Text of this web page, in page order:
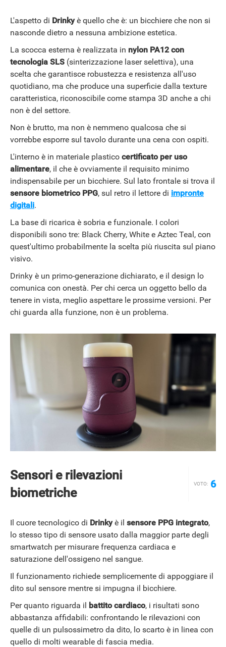
APPLE
L'aspetto di Drinkyè quello che è: un bicchiere che non si
nasconde dietro a nessuna ambizione estetica.
La scocca esterna è realizzata in nylon PA12 con
tecnologia SLS (sinterizzazione laser selettiva), una
scelta che garantisce robustezza e resistenza all'uso
quotidiano, ma che produce una superficie dalla texture
caratteristica, riconoscibile come stampa 3D anche a chi
non è del settore.
Non è brutto, ma non è nemmeno qualcosa che si
vorrebbe esporre sul tavolo durante una cena con ospiti.
L'interno è in materiale plastico certificato per uso
alimentare, il che è ovviamente il requisito minimo
indispensabile per un bicchiere. Sul lato frontale si trova il
sensore biometrico PPG, sul retro il lettore di impronte
digitali.
La base di ricarica è sobria e funzionale. I colori
disponibili sono tre: Black Cherry, White e Aztec Teal, con
quest'ultimo probabilmente la scelta più riuscita sul piano
visivo.
Drinky è un primo-generazione dichiarato, e il design lo
comunica con onestà. Per chi cerca un oggetto bello da
tenere in vista, meglio aspettare le prossime versioni. Per
chi guarda alla funzione, non è un problema.
Sensori e rilevazioni
biometriche
VOTO: 6
Il cuore tecnologico di Drinkyè il sensore PPG integrato,
lo stesso tipo di sensore usato dalla maggior parte degli
smartwatch per misurare frequenza cardiaca e
saturazione dell'ossigeno nel sangue.
Il funzionamento richiede semplicemente di appoggiare il
dito sul sensore mentre si impugna il bicchiere.
Per quanto riguarda il battito cardiaco, i risultati sono
abbastanza affidabili: confrontando le rilevazioni con
quelle di un pulsossimetro da dito, lo scarto è in linea con
quello di molti wearable di fascia media.